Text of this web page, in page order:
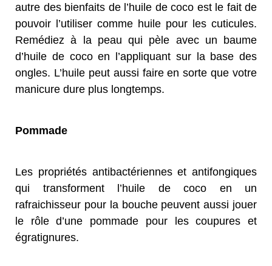
autre des bienfaits de l’huile de coco est le fait de
pouvoir l’utiliser comme huile pour les cuticules.
Remédiez à la peau qui pèle avec un baume
d’huile de coco en l’appliquant sur la base des
ongles. L’huile peut aussi faire en sorte que votre
manicure dure plus longtemps.
Pommade
Les propriétés antibactériennes et antifongiques
qui transforment l’huile de coco en un
rafraichisseur pour la bouche peuvent aussi jouer
le rôle d’une pommade pour les coupures et
égratignures.